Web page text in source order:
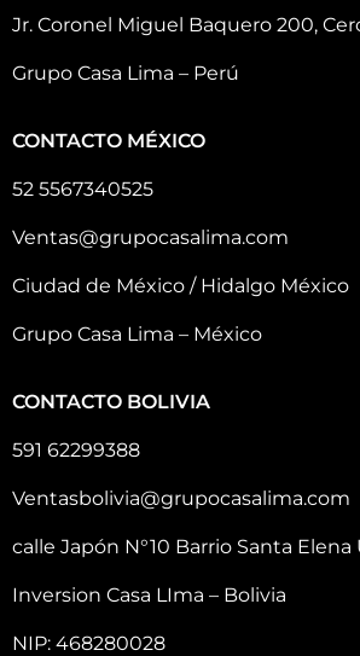
Jr. Coronel Miguel Baquero 200,
Grupo Casa Lima – Perú
CONTACTO MÉXICO
52 5567340525
Ventas@grupocasalima.com
Ciudad de México / Hidalgo México
Grupo Casa Lima – México
CONTACTO BOLIVIA
591 62299388
Ventasbolivia@grupocasalima.com
calle Japón N°10 Barrio Santa Elena
Inversion Casa LIma – Bolivia
NIP: 468280028